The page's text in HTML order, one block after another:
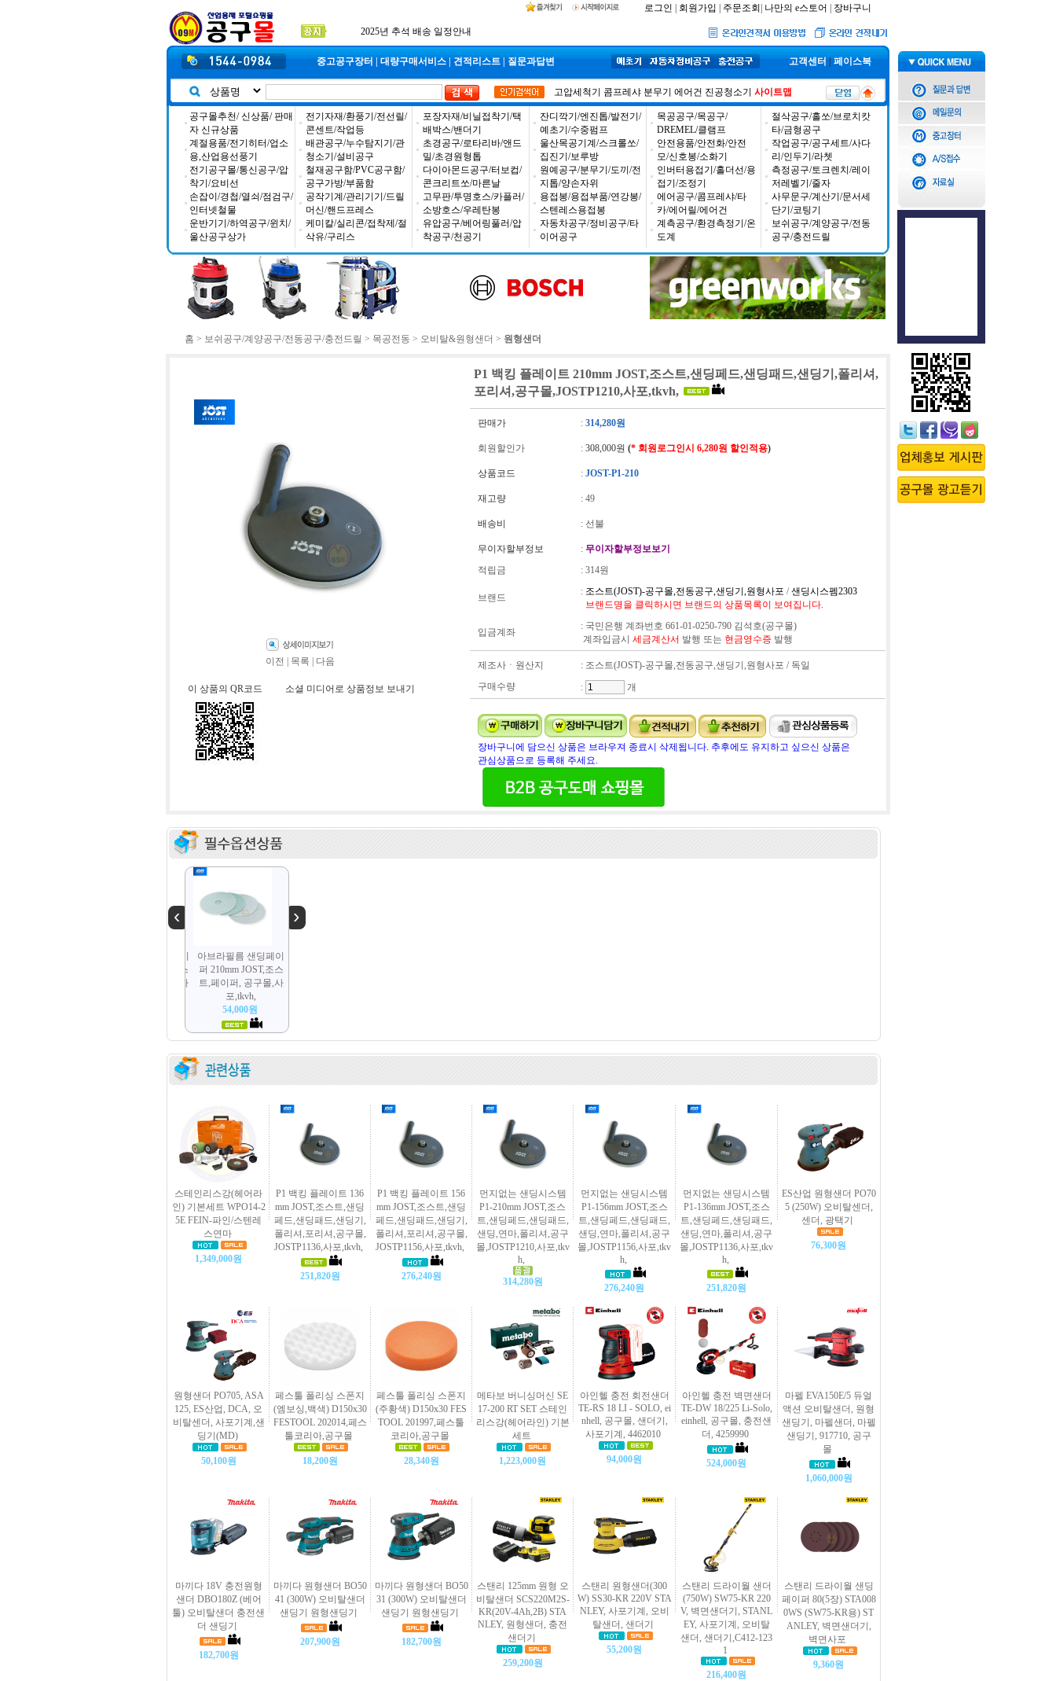
로그인 회원가입 주문조회 나만의 e스토어 장바구니
2025년 추석 배송 일정안내
중고공구장터 대량구매서비스 견적리스트 질문과답변 고객센터 페이스북
고압세척기 콤프레샤 분무기 에어건 진공청소기 사이트맵
공구몰추천/ 신상품/ 판매
자 신규상품
계절용품/전기히터/업소
용,산업용선풍기
전기공구몰/통신공구/압
착기/요비선
손잡이/경첩/열쇠/점검구/
인터넷철물
운반기기/하역공구/윈치/
울산공구상가
전기자재/환풍기/전선릴/
콘센트/작업등
배관공구/누수탐지기/관
청소기/설비공구
철재공구함/PVC공구함/
공구가방/부품함
공작기계/관리기기/드릴
머신/핸드프레스
케미칼/실리콘/접착제/절
삭유/구리스
포장자재/비닐접착기/택
배박스/밴더기
초경공구/로타리바/앤드
밀/초경원형톱
다이아몬드공구/터보컵/
콘크리트쏘/마른날
고무판/투명호스/카플러/
소방호스/우레탄봉
유압공구/베어링풀러/압
착공구/천공기
잔디깍기/엔진톱/발전기/
예초기/수중펌프
울산목공기계/스크롤쏘/
집진기/보루방
원예공구/분무기/도끼/전
지톱/양손자위
용접봉/용접부품/연강봉/
스텐레스용접봉
자동차공구/정비공구/타
이어공구
목공공구/목공구/
DREMEL/클램프
안전용품/안전화/안전
모/신호봉/소화기
인버터용접기/홀더선/용
접기/조정기
에어공구/콤프레샤/타
카/에어릴/에어건
계측공구/환경측정기/온
도계
절삭공구/홀쏘/브로치캇
타/금형공구
작업공구/공구세트/사다
리/인두기/라쳇
측정공구/토크렌치/레이
저레벨기/줄자
사무문구/계산기/문서세
단기/코팅기
보쉬공구/계양공구/전동
공구/충전드릴
홈 > 보쉬공구/계양공구/전동공구/충전드릴 > 목공전동 > 오비탈&원형샌더 > 원형샌더
이전 목록 다음
이 상품의 QR코드 소셜 미디어로 상품정보 보내기
P1 백킹 플레이트 210mm JOST,조스트,샌딩페드,샌딩패드,샌딩기,폴리셔,
포리셔,공구몰,JOSTP1210,사포,tkvh,
판매가 : 314,280원
회원할인가 : 308,000원 (* 회원로그인시 6,280원 할인적용)
상품코드 : JOST-P1-210
재고량 : 49
배송비 : 선불
무이자할부정보 : 무이자할부정보보기
적립금
: 314원
브랜드
: 조스트(JOST)-공구몰,전동공구,샌딩기,원형사포 /샌딩시스펨2303
브랜드명을 클릭하시면 브랜드의 상품목록이 보여집니다.
입금계좌
: 국민은행 계좌번호 661-01-0250-790 김석호(공구몰)
계좌입금시 세금계산서 발행 또는 현금영수증 발행
제조사ㆍ원산지
: 조스트(JOST)-공구몰,전동공구,샌딩기,원형사포 / 독일
구매수량
: 개
장바구니에 담으신 상품은 브라우져 종료시 삭제됩니다. 추후에도 유지하고 싶으신 상품은
관심상품으로 등록해 주세요.
‹
아브라필름 샌딩페이
퍼 210mm JOST,조스
트,페이퍼, 공구몰,사
아브라필름 샌딩페이
퍼 210mm JOST,조스
트,페이퍼, 공구몰,사
포,tkvh,
54,000원
›
스테인리스강(헤어라
인) 기본세트 WPO14-2
5E FEIN-파인/스텐레
스연마
1,349,000원
P1 백킹 플레이트 136
mm JOST,조스트,샌딩
페드,샌딩패드,샌딩기,
폴리셔,포리셔,공구몰,
JOSTP1136,사포,tkvh,
251,820원
P1 백킹 플레이트 156
mm JOST,조스트,샌딩
페드,샌딩패드,샌딩기,
폴리셔,포리셔,공구몰,
JOSTP1156,사포,tkvh,
276,240원
먼지없는 샌딩시스템
P1-210mm JOST,조스
트,샌딩페드,샌딩패드,
샌딩,연마,폴리셔,공구
몰,JOSTP1210,사포,tkv
h,
314,280원
먼지없는 샌딩시스템
P1-156mm JOST,조스
트,샌딩페드,샌딩패드,
샌딩,연마,폴리셔,공구
몰,JOSTP1156,사포,tkv
h,
276,240원
먼지없는 샌딩시스템
P1-136mm JOST,조스
트,샌딩페드,샌딩패드,
샌딩,연마,폴리셔,공구
몰,JOSTP1136,사포,tkv
h,
251,820원
ES산업 원형샌더 PO70
5 (250W) 오비탈센더,
센더, 광택기
76,300원
원형샌더 PO705, ASA
125, ES산업, DCA, 오
비탈센더, 사포기계,샌
딩기(MD)
50,100원
페스툴 폴리싱 스폰지
(엠보싱,백색) D150x30
FESTOOL 202014,페스
툴코리아,공구몰
18,200원
페스툴 폴리싱 스폰지
(주황색) D150x30 FES
TOOL 201997,페스툴
코리아,공구몰
28,340원
메타보 버니싱머신 SE
17-200 RT SET 스테인
리스강(헤어라인) 기본
세트
1,223,000원
아인헬 충전 회전샌더
TE-RS 18 LI - SOLO, ei
nhell, 공구몰, 샌더기,
사포기계, 4462010
94,000원
아인헬 충전 벽면샌더
TE-DW 18/225 Li-Solo,
einhell, 공구몰, 충전샌
더, 4259990
524,000원
마펠 EVA150E/5 듀얼
액션 오비탈샌더, 원형
샌딩기, 마펠샌더, 마펠
샌딩기, 917710, 공구
몰
1,060,000원
마끼다 18V 충전원형
샌더 DBO180Z (베어
툴) 오비탈샌더 충전샌
더 샌딩기
182,700원
마끼다 원형샌더 BO50
41 (300W) 오비탈샌더
샌딩기 원형샌딩기
207,900원
마끼다 원형샌더 BO50
31 (300W) 오비탈샌더
샌딩기 원형샌딩기
182,700원
스탠리 125mm 원형 오
비탈샌더 SCS220M2S-
KR(20V-4Ah,2B) STA
NLEY, 원형샌더, 충전
샌더기
259,200원
스탠리 원형샌더(300
W) SS30-KR 220V STA
NLEY, 사포기계, 오비
탈샌더, 샌더기
55,200원
스탠리 드라이월 샌더
(750W) SW75-KR 220
V, 벽면샌더기, STANL
EY, 사포기계, 오비탈
샌더, 샌더기,C412-123
1
216,400원
스탠리 드라이월 샌딩
페이퍼 80(5장) STA008
0WS (SW75-KR용) ST
ANLEY, 벽면샌더기,
벽면사포
9,360원